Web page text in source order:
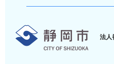
静法人